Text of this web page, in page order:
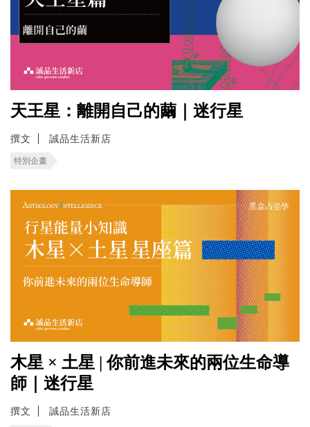
天王星：離開自己的繭｜迷行星
撰文 誠品生活新店
特別企畫
木星 × 土星 | 你前進未來的兩位生命導
師｜迷行星
撰文 誠品生活新店